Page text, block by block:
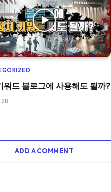
워드 블로그에 사용해도 될까?
ADD A COMMENT